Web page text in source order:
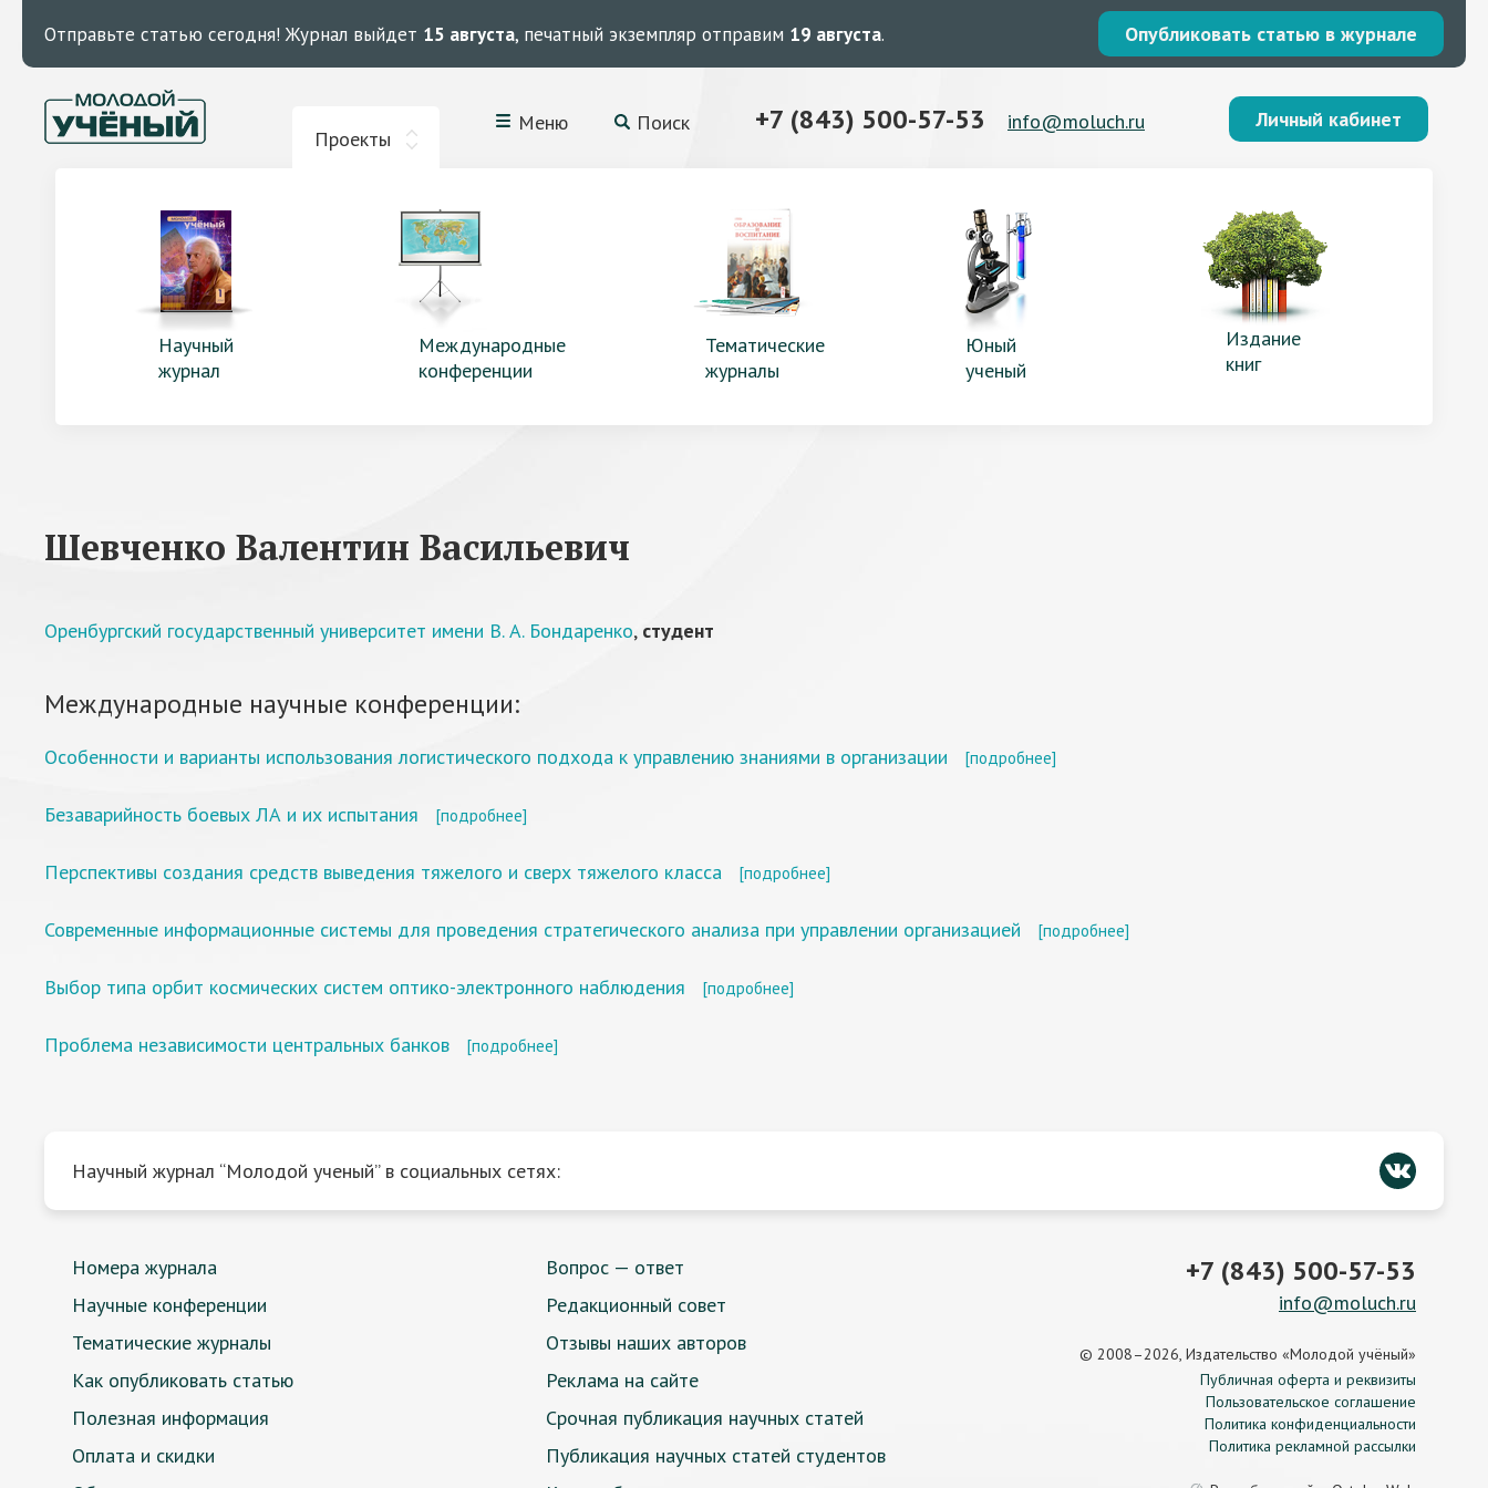
Отправьте статью сегодня! Журнал выйдет 15 августа, печатный экземпляр отправим 19 августа. Опубликовать статью в журнале
Проекты
Меню Поиск +7 (843) 500-57-53 info@moluch.ru Личный кабинет
Научный
журнал
Международные
конференции
Тематические
журналы
Юный
ученый
Издание
книг
Шевченко Валентин Васильевич
Оренбургский государственный университет имени В. А. Бондаренко, студент
Международные научные конференции:
Особенности и варианты использования логистического подхода к управлению знаниями в организации [подробнее]
Безаварийность боевых ЛА и их испытания [подробнее]
Перспективы создания средств выведения тяжелого и сверх тяжелого класса [подробнее]
Современные информационные системы для проведения стратегического анализа при управлении организацией [подробнее]
Выбор типа орбит космических систем оптико-электронного наблюдения [подробнее]
Проблема независимости центральных банков [подробнее]
Научный журнал “Молодой ученый” в социальных сетях:
Номера журнала
Научные конференции
Тематические журналы
Как опубликовать статью
Полезная информация
Оплата и скидки
Вопрос — ответ
Редакционный совет
Отзывы наших авторов
Реклама на сайте
Срочная публикация научных статей
Публикация научных статей студентов
+7 (843) 500-57-53
info@moluch.ru
© 2008–2026, Издательство «Молодой учёный»
Публичная оферта и реквизиты
Пользовательское соглашение
Политика конфиденциальности
Политика рекламной рассылки